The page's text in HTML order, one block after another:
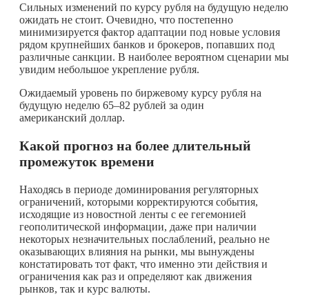
Сильных изменений по курсу рубля на будущую неделю
ожидать не стоит. Очевидно, что постепенно
минимизируется фактор адаптации под новые условия
рядом крупнейших банков и брокеров, попавших под
различные санкции. В наиболее вероятном сценарии мы
увидим небольшое укрепление рубля.
Ожидаемый уровень по биржевому курсу рубля на
будущую неделю 65–82 рублей за один
американский доллар.
Какой прогноз на более длительный
промежуток времени
Находясь в периоде доминирования регуляторных
ограничений, которыми корректируются события,
исходящие из новостной ленты с ее гегемонией
геополитической информации, даже при наличии
некоторых незначительных послаблений, реально не
оказывающих влияния на рынки, мы вынуждены
констатировать тот факт, что именно эти действия и
ограничения как раз и определяют как движения
рынков, так и курс валюты.